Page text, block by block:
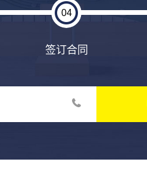
04
签订合同